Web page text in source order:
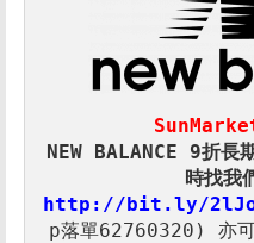
NEW BALANCE 9折長
時找我
http://bit.ly/
p落單62760320) 亦